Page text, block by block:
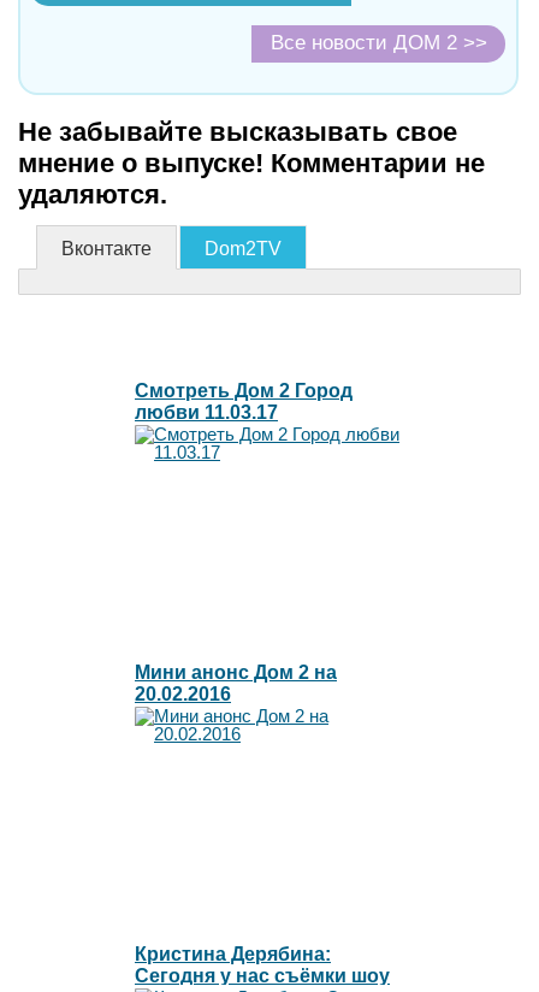
Все новости ДОМ 2 >>
Не забывайте высказывать свое
мнение о выпуске! Комментарии не
удаляются.
Вконтакте Dom2TV
Смотреть Дом 2 Город
любви 11.03.17
Мини анонс Дом 2 на
20.02.2016
Кристина Дерябина:
Сегодня у нас съёмки шоу